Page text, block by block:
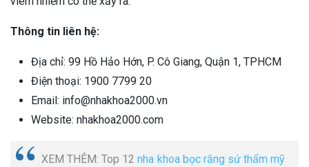
Thông tin liên hệ:
Địa chỉ: 99 Hồ Hảo Hớn, P. Cô Giang, Quận 1, TPHCM
Điện thoại: 1900 7799 20
Email: info@nhakhoa2000.vn
Website: nhakhoa2000.com
XEM THÊM: Top 12nha khoa bọc răng sứ thẩm mỹ